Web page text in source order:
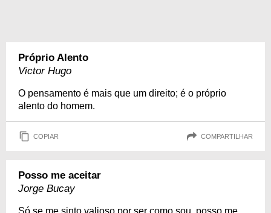
Próprio Alento
Victor Hugo
O pensamento é mais que um direito; é o próprio
alento do homem.
COPIAR COMPARTILHAR
Posso me aceitar
Jorge Bucay
Só se me sinto valioso por ser como sou, posso me